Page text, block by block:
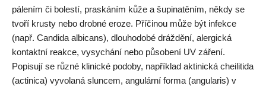
pálením či bolestí, praskáním kůže a šupinatěním, někdy se
tvoří krusty nebo drobné eroze. Příčinou může být infekce
(např. Candida albicans), dlouhodobé dráždění, alergická
kontaktní reakce, vysychání nebo působení UV záření.
Popisují se různé klinické podoby, například aktinická cheilitida
(actinica) vyvolaná sluncem, angulární forma (angularis) v